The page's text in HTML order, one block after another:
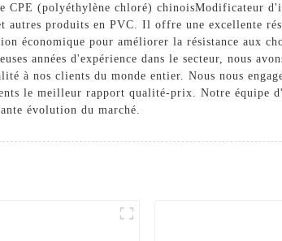
CPE (polyéthylène chloré) chinoisModificateur
produits en PVC. Il offre une excellente
économique pour améliorer la résistance aux
années d'expérience dans le secteur, nous
à nos clients du monde entier. Nous nous
le meilleur rapport qualité-prix. Notre équipe
évolution du marché.